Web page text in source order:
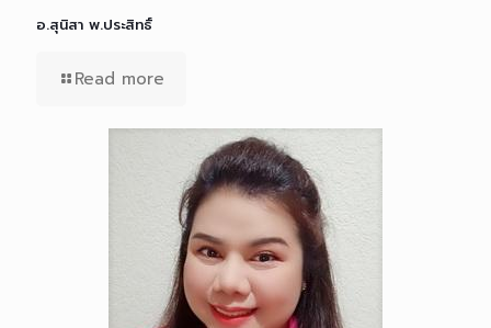
อ.สุนิสา พ.ประสิทธิ์
Read more